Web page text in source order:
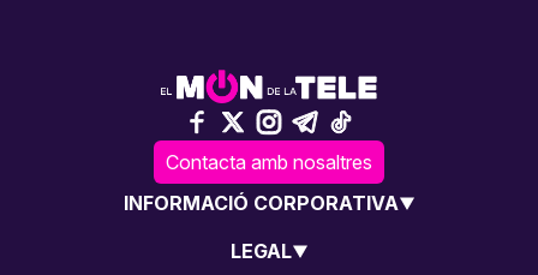
Contacta amb nosaltres
INFORMACIÓ CORPORATIVA
LEGAL